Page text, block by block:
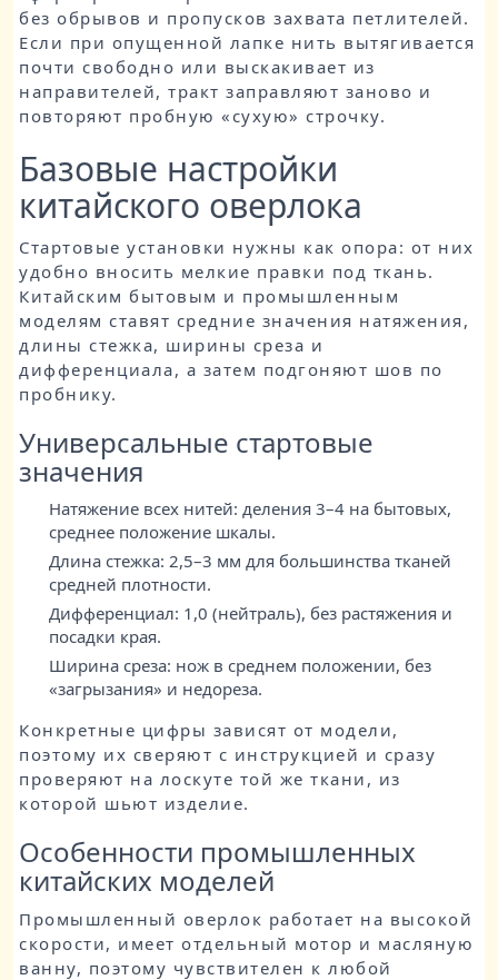
без обрывов и пропусков захвата петлителей.
Если при опущенной лапке нить вытягивается
почти свободно или выскакивает из
направителей, тракт заправляют заново и
повторяют пробную «сухую» строчку.
Базовые настройки
китайского оверлока
Стартовые установки нужны как опора: от них
удобно вносить мелкие правки под ткань.
Китайским бытовым и промышленным
моделям ставят средние значения натяжения,
длины стежка, ширины среза и
дифференциала, а затем подгоняют шов по
пробнику.
Универсальные стартовые
значения
Натяжение всех нитей: деления 3–4 на бытовых,
среднее положение шкалы.
Длина стежка: 2,5–3 мм для большинства тканей
средней плотности.
Дифференциал: 1,0 (нейтраль), без растяжения и
посадки края.
Ширина среза: нож в среднем положении, без
«загрызания» и недореза.
Конкретные цифры зависят от модели,
поэтому их сверяют с инструкцией и сразу
проверяют на лоскуте той же ткани, из
которой шьют изделие.
Особенности промышленных
китайских моделей
Промышленный оверлок работает на высокой
скорости, имеет отдельный мотор и масляную
ванну, поэтому чувствителен к любой